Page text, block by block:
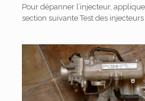
Pour dépanner l’injecteur,
section suivante Test des injecteurs